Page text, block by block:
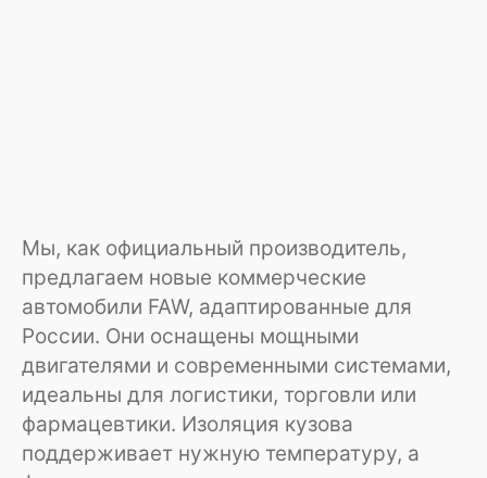
Мы, как официальный производитель,
предлагаем новые коммерческие
автомобили FAW, адаптированные для
России. Они оснащены мощными
двигателями и современными системами,
идеальны для логистики, торговли или
фармацевтики. Изоляция кузова
поддерживает нужную температуру, а
+ Объем фургона
+ Грузоподъемность шасси
более 30 тонн
вместимость и маневренность. Изоляция
из пенополиуретана сохраняет
температуру, а двигатель с турбиной
обеспечивает стабильную работу в
интенсивном режиме. Кузов с
усиленными дверями и опциями вроде
грузовой отсек устойчив к износу